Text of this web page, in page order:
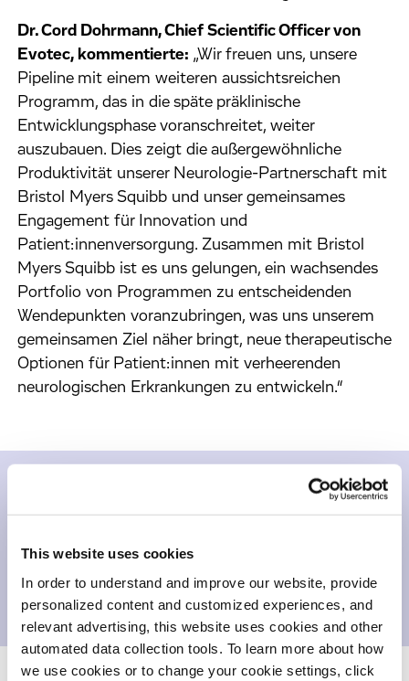
This website uses cookies
In order to understand and improve our website, provide
personalized content and customized experiences, and
relevant advertising, this website uses cookies and other
automated data collection tools. To learn more about how
we use cookies or to change your cookie settings, click
Dr. Cord Dohrmann, Chief Scientific Officer von
Evotec, kommentierte: „Wir freuen uns, unsere
Pipeline mit einem weiteren aussichtsreichen
Programm, das in die späte präklinische
Entwicklungsphase voranschreitet, weiter
auszubauen. Dies zeigt die außergewöhnliche
Produktivität unserer Neurologie-Partnerschaft mit
Bristol Myers Squibb und unser gemeinsames
Engagement für Innovation und
Patient:innenversorgung. Zusammen mit Bristol
Myers Squibb ist es uns gelungen, ein wachsendes
Portfolio von Programmen zu entscheidenden
Wendepunkten voranzubringen, was uns unserem
gemeinsamen Ziel näher bringt, neue therapeutische
Optionen für Patient:innen mit verheerenden
neurologischen Erkrankungen zu entwickeln.“
Inhalte zum
Herunterladen
Pressemitteilung 363,357 KB